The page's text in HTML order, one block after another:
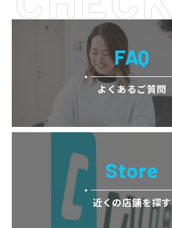
FAQ
よくあるご質問
Store
近くの店舗を探す